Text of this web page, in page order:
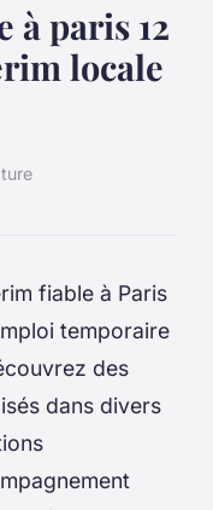
paris 12
locale
fiable à Paris
temporaire
des
dans divers